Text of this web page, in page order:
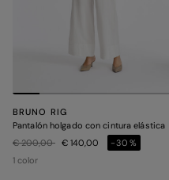
BRUNO RIG
Pantalón holgado con cintura elástica
Precio rebajado de
€ 200,00a € 140,00
-30%
1 color